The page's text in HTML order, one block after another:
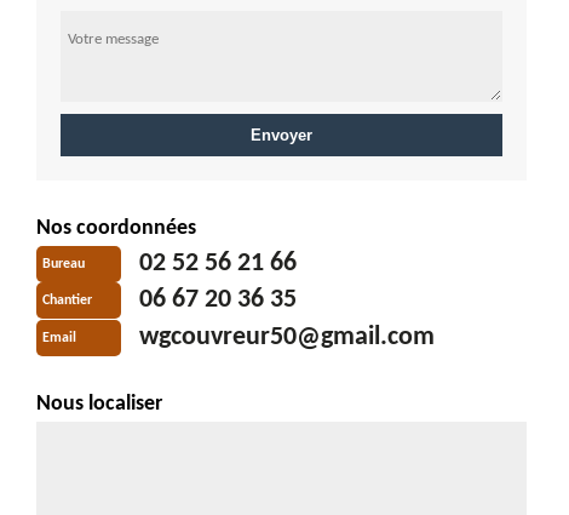
Nos coordonnées
Bureau 02 52 56 21 66
Chantier 06 67 20 36 35
Email wgcouvreur50@gmail.com
Nous localiser